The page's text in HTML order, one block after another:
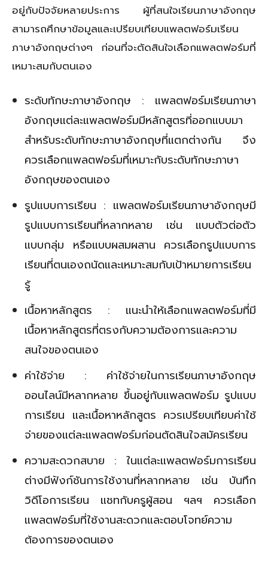
อยู่กับปัจจัยหลายประการ ผู้ที่สนใจเรียนภาษาอังกฤษ
สามารถศึกษาข้อมูลและเปรียบเทียบแพลตฟอร์มเรียน
ภาษาอังกฤษต่างๆ ก่อนที่จะตัดสินใจเลือกแพลตฟอร์มที่
เหมาะสมกับตนเอง
ระดับทักษะภาษาอังกฤษ : แพลตฟอร์มเรียนภาษา
อังกฤษแต่ละแพลตฟอร์มมีหลักสูตรที่ออกแบบมา
สำหรับระดับทักษะภาษาอังกฤษที่แตกต่างกัน จึง
ควรเลือกแพลตฟอร์มที่เหมาะกับระดับทักษะภาษา
อังกฤษของตนเอง
รูปแบบการเรียน : แพลตฟอร์มเรียนภาษาอังกฤษมี
รูปแบบการเรียนที่หลากหลาย เช่น แบบตัวต่อตัว
แบบกลุ่ม หรือแบบผสมผสาน ควรเลือกรูปแบบการ
เรียนที่ตนเองถนัดและเหมาะสมกับเป้าหมายการเรียน
รู้
เนื้อหาหลักสูตร : แนะนำให้เลือกแพลตฟอร์มที่มี
เนื้อหาหลักสูตรที่ตรงกับความต้องการและความ
สนใจของตนเอง
ค่าใช้จ่าย : ค่าใช้จ่ายในการเรียนภาษาอังกฤษ
ออนไลน์มีหลากหลาย ขึ้นอยู่กับแพลตฟอร์ม รูปแบบ
การเรียน และเนื้อหาหลักสูตร ควรเปรียบเทียบค่าใช้
จ่ายของแต่ละแพลตฟอร์มก่อนตัดสินใจสมัครเรียน
ความสะดวกสบาย : ในแต่ละแพลตฟอร์มการเรียน
ต่างมีฟังก์ชันการใช้งานที่หลากหลาย เช่น บันทึก
วิดีโอการเรียน แชทกับครูผู้สอน ฯลฯ ควรเลือก
แพลตฟอร์มที่ใช้งานสะดวกและตอบโจทย์ความ
ต้องการของตนเอง